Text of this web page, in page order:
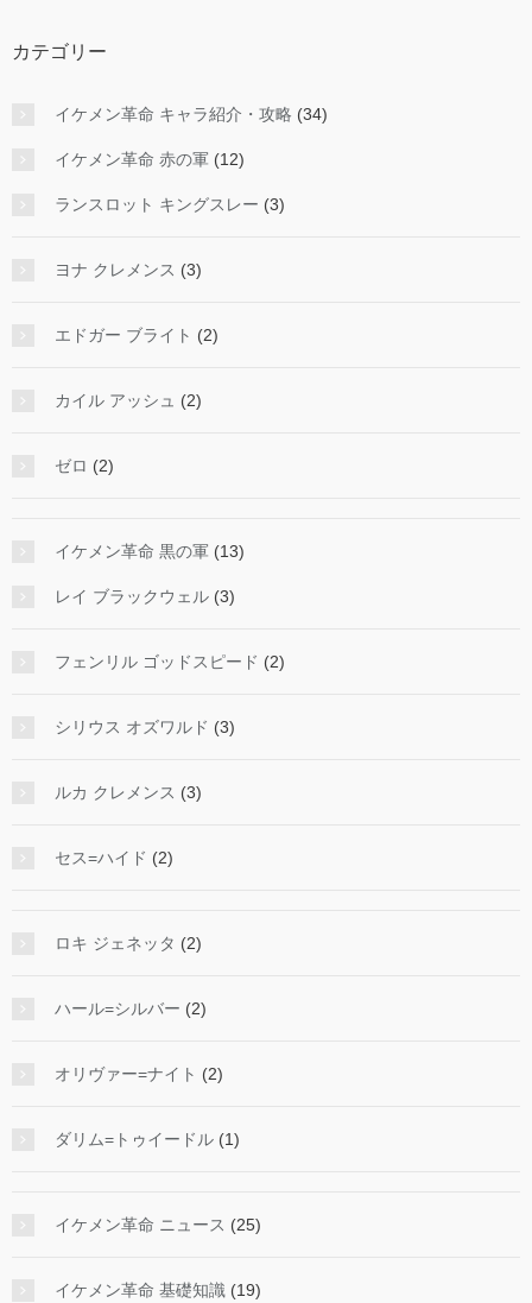
カテゴリー
イケメン革命 キャラ紹介・攻略 (34)
イケメン革命 赤の軍 (12)
ランスロット キングスレー (3)
ヨナ クレメンス (3)
エドガー ブライト (2)
カイル アッシュ (2)
ゼロ (2)
イケメン革命 黒の軍 (13)
レイ ブラックウェル (3)
フェンリル ゴッドスピード (2)
シリウス オズワルド (3)
ルカ クレメンス (3)
セス=ハイド (2)
ロキ ジェネッタ (2)
ハール=シルバー (2)
オリヴァー=ナイト (2)
ダリム=トゥイードル (1)
イケメン革命 ニュース (25)
イケメン革命 基礎知識 (19)